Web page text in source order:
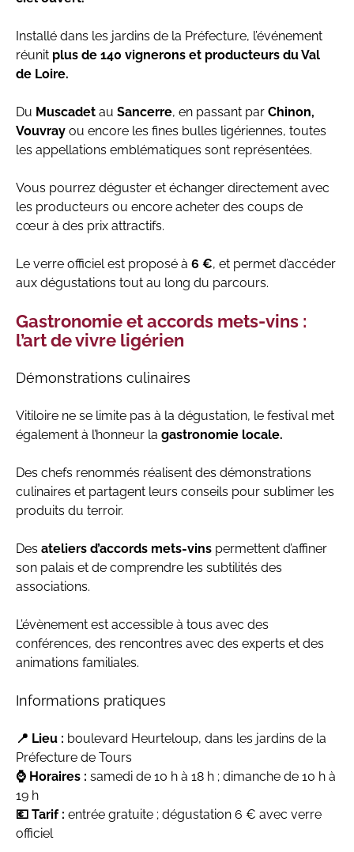
Installé dans les jardins de la Préfecture, l’événement
réunit plus de 140 vignerons et producteurs du Val
de Loire.
Du Muscadet au Sancerre, en passant par Chinon,
Vouvray ou encore les fines bulles ligériennes, toutes
les appellations emblématiques sont représentées.
Vous pourrez déguster et échanger directement avec
les producteurs ou encore acheter des coups de
cœur à des prix attractifs.
Le verre officiel est proposé à 6 €, et permet d’accéder
aux dégustations tout au long du parcours.
Gastronomie et accords mets-vins :
l’art de vivre ligérien
Démonstrations culinaires
Vitiloire ne se limite pas à la dégustation, le festival met
également à l’honneur la gastronomie locale.
Des chefs renommés réalisent des démonstrations
culinaires et partagent leurs conseils pour sublimer les
produits du terroir.
Des ateliers d’accords mets-vins permettent d’affiner
son palais et de comprendre les subtilités des
associations.
L’évènement est accessible à tous avec des
conférences, des rencontres avec des experts et des
animations familiales.
Informations pratiques
📍 Lieu : boulevard Heurteloup, dans les jardins de la
Préfecture de Tours
⌚ Horaires : samedi de 10 h à 18 h ; dimanche de 10 h à
19 h
💶 Tarif : entrée gratuite ; dégustation 6 € avec verre
officiel